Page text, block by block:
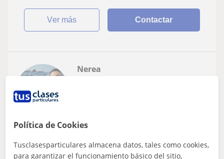
ver más Contactar
Nerea
Catadau
Lengua catalana y literatura
Política de Cookies
Tusclasesparticulares almacena datos, tales como cookies,
para garantizar el funcionamiento básico del sitio,